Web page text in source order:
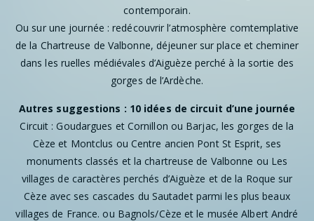
contemporain.
Ou sur une journée : redécouvrir l’atmosphère comtemplative
de la Chartreuse de Valbonne, déjeuner sur place et cheminer
dans les ruelles médiévales d’Aiguèze perché à la sortie des
gorges de l’Ardèche.
Autres suggestions : 10 idées de circuit d’une journée
Circuit : Goudargues et Cornillon ou Barjac, les gorges de la
Cèze et Montclus ou Centre ancien Pont St Esprit, ses
monuments classés et la chartreuse de Valbonne ou Les
villages de caractères perchés d’Aiguèze et de la Roque sur
Cèze avec ses cascades du Sautadet parmi les plus beaux
villages de France. ou Bagnols/Cèze et le musée Albert André